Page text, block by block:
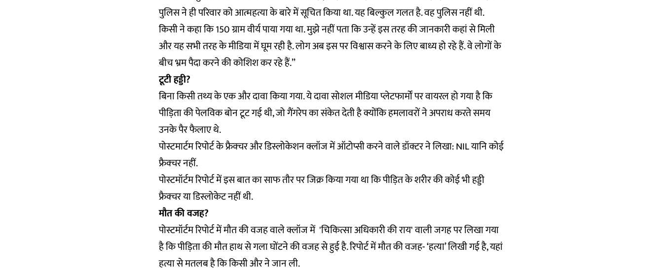
पुलिस ने ही परिवार को आत्महत्या के बारे में सूचित किया था. यह बिल्कुल गलत है. वह पुलिस नहीं थी.
किसी ने कहा कि 150 ग्राम वीर्य पाया गया था. मुझे नहीं पता कि उन्हें इस तरह की जानकारी कहां से मिली
और यह सभी तरह के मीडिया में घूम रही है. लोग अब इस पर विश्वास करने के लिए बाध्य हो रहे हैं. वे लोगों के
बीच भ्रम पैदा करने की कोशिश कर रहे हैं.”
टूटी हड्डी?
बिना किसी तथ्य के एक और दावा किया गया. ये दावा सोशल मीडिया प्लेटफार्मों पर वायरल हो गया है कि
पीड़िता की पेलविक बोन टूट गई थी, जो गैंगरेप का संकेत देती है क्योंकि हमलावरों ने अपराध करते समय
उनके पैर फैलाए थे.
पोस्टमार्टम रिपोर्ट के फ्रैक्चर और डिस्लोकेशन क्लॉज में ऑटोप्सी करने वाले डॉक्टर ने लिखा: NIL यानि कोई
फ्रैक्चर नहीं.
पोस्टमॉर्टम रिपोर्ट में इस बात का साफ तौर पर जिक्र किया गया था कि पीड़ित के शरीर की कोई भी हड्डी
फ्रैक्चर या डिस्लोकेट नहीं थी.
मौत की वजह?
पोस्टमॉर्टम रिपोर्ट में मौत की वजह वाले क्लॉज में 'चिकित्सा अधिकारी की राय' वाली जगह पर लिखा गया
है कि पीड़िता की मौत हाथ से गला घोंटने की वजह से हुई है. रिपोर्ट में मौत की वजह- ‘हत्या’ लिखी गई है, यहां
हत्या से मतलब है कि किसी और ने जान ली.